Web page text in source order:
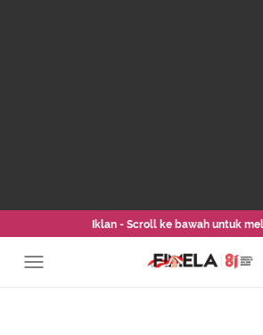
Iklan - Scroll ke bawah untuk